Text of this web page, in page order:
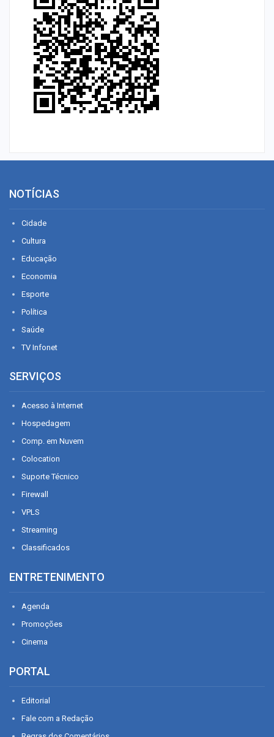
NOTÍCIAS
Cidade
Cultura
Educação
Economia
Esporte
Política
Saúde
TV Infonet
SERVIÇOS
Acesso à Internet
Hospedagem
Comp. em Nuvem
Colocation
Suporte Técnico
Firewall
VPLS
Streaming
Classificados
ENTRETENIMENTO
Agenda
Promoções
Cinema
PORTAL
Editorial
Fale com a Redação